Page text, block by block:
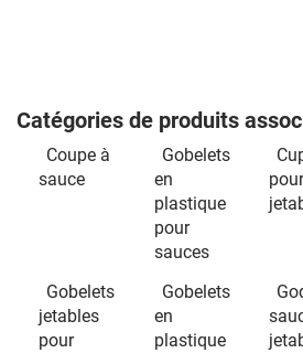
Catégories de produits
Coupe à
sauce
Gobelets
en
plastique
pour
sauces
Gobelets
jetables
pour
Gobelets
en
plastique